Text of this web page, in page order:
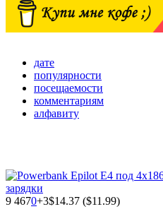
дате
популярности
посещаемости
комментариям
алфавиту
9 4670+3$14.37 ($11.99)